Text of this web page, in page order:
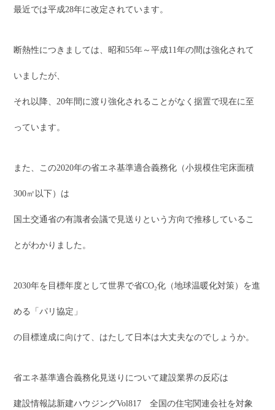
最近では平成28年に改定されています。
断熱性につきましては、昭和55年～平成11年の間は強化されて
いましたが、
それ以降、20年間に渡り強化されることがなく据置で現在に至
っています。
また、この2020年の省エネ基準適合義務化（小規模住宅床面積
300㎡以下）は
国土交通省の有識者会議で見送りという方向で推移しているこ
とがわかりました。
2030年を目標年度として世界で省CO₂化（地球温暖化対策）を進
める「パリ協定」
の目標達成に向けて、はたして日本は大丈夫なのでしょうか。
省エネ基準適合義務化見送りについて建設業界の反応は
建設情報誌新建ハウジングVol817 全国の住宅関連会社を対象